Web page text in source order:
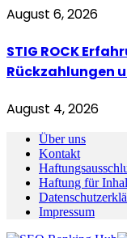
August 6, 2026
STIG ROCK
Rückzahlungen
August 4, 2026
Über uns
Kontakt
Haftung für
Impressum